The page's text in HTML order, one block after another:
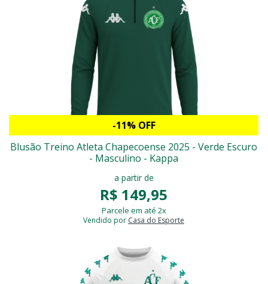
-11% OFF
Blusão Treino Atleta Chapecoense 2025 - Verde Escuro
- Masculino - Kappa
a partir de
R$ 149,95
Parcele em até 2x
Vendido por Casa do Esporte